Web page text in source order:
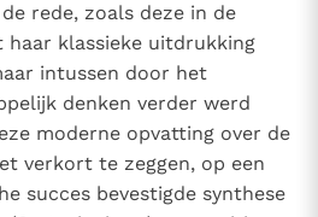
rede, zoals deze in de
haar klassieke uitdrukking
intussen door het
denken verder werd
moderne opvatting over de
verkort te zeggen, op een
succes bevestigde synthese